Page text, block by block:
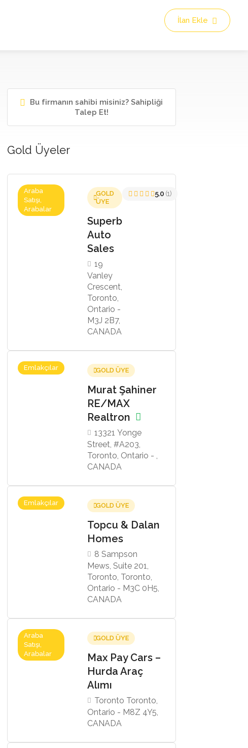
İlan Ekle
Bu firmanın sahibi misiniz? Sahipliği
Talep Et!
Gold Üyeler
Araba
Satışı,
Arabalar
GOLD
ÜYE
Superb
Auto
Sales
19
Vanley
Crescent,
Toronto,
Ontario -
M3J 2B7,
CANADA
5.0 (1)
Emlakçılar GOLD ÜYE
Murat Şahiner
RE/MAX
Realtron
13321 Yonge
Street, #A203,
Toronto, Ontario - ,
CANADA
Emlakçılar GOLD ÜYE
Topcu & Dalan
Homes
8 Sampson
Mews, Suite 201,
Toronto, Toronto,
Ontario - M3C 0H5,
CANADA
Araba
Satışı,
Arabalar
GOLD ÜYE
Max Pay Cars –
Hurda Araç
Alımı
Toronto Toronto,
Ontario - M8Z 4Y5,
CANADA